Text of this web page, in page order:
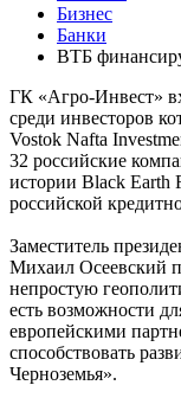
Бизнес
Банки
ВТБ
ГК «Агро-Инвест»
среди инвесторов
Vostok Nafta
32 российские
истории Black Earth
российской
Заместитель
Михаил Осеевский
непростую
есть возможности
европейскими
способствовать
Черноземья».